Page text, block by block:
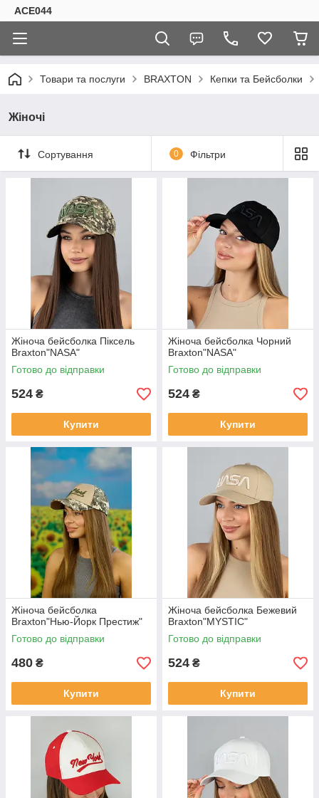
ACE044
Товари та послуги BRAXTON Кепки та Бейсболки
Жіночі
Сортування 0 Фільтри
Жіноча бейсболка Піксель
Braxton"NASA"
Готово до відправки
524 ₴
Купити
Жіноча бейсболка Чорний
Braxton"NASA"
Готово до відправки
524 ₴
Купити
Жіноча бейсболка
Braxton"Нью-Йорк Престиж"
Готово до відправки
480 ₴
Купити
Жіноча бейсболка Бежевий
Braxton"MYSTIC"
Готово до відправки
524 ₴
Купити